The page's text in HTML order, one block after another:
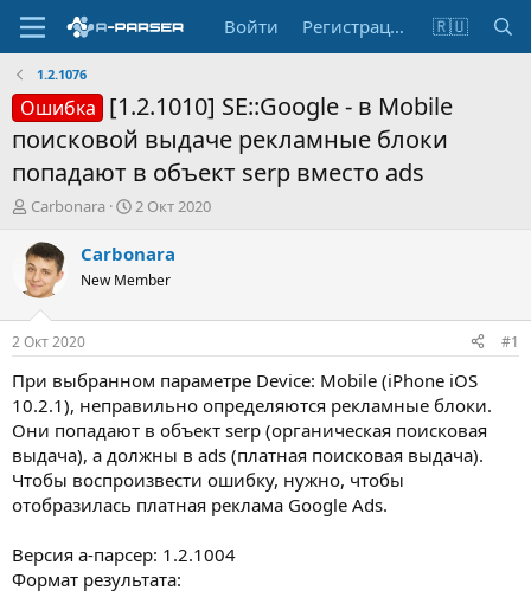
Войти Регистрация 🇷🇺
1.2.1076
Ошибка [1.2.1010] SE::Google - в Mobile
поисковой выдаче рекламные блоки
попадают в объект serp вместо ads
А
т
о
р
т
е
м
ы
Carbonara
Д
т
н
а
л
2 Окт 2020
Carbonara
New Member
2 Окт 2020 #1
При выбранном параметре Device: Mobile (iPhone iOS
10.2.1), неправильно определяются рекламные блоки.
Они попадают в объект serp (органическая поисковая
выдача), а должны в ads (платная поисковая выдача).
Чтобы воспроизвести ошибку, нужно, чтобы
отобразилась платная реклама Google Ads.
Версия а-парсер: 1.2.1004
Формат результата: